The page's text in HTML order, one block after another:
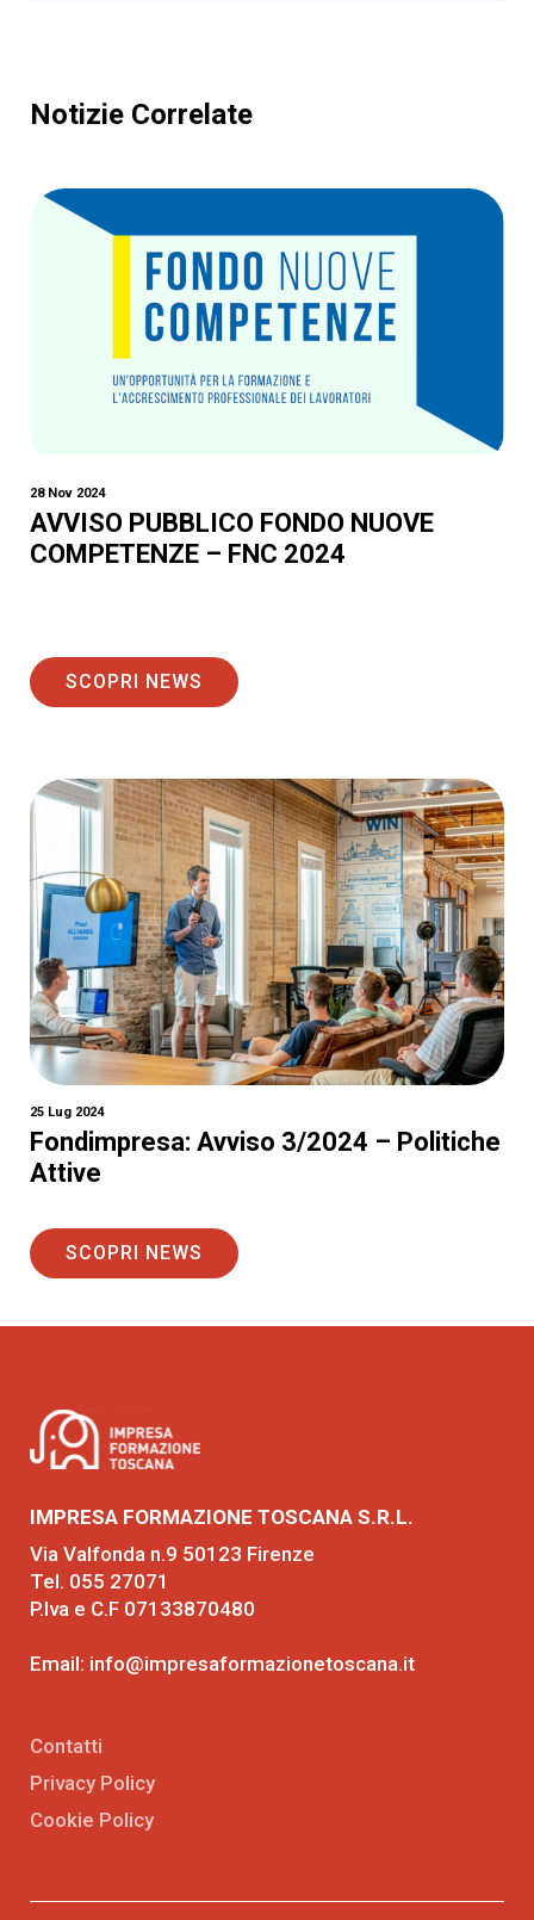
Notizie Correlate
28 Nov 2024
AVVISO PUBBLICO FONDO NUOVE
COMPETENZE – FNC 2024
SCOPRI NEWS
25 Lug 2024
Fondimpresa: Avviso 3/2024 – Politiche
Attive
SCOPRI NEWS
IMPRESA FORMAZIONE TOSCANA S.R.L.
Via Valfonda n.9 50123 Firenze
Tel. 055 27071
P.Iva e C.F 07133870480
Email: info@impresaformazionetoscana.it
Contatti
Privacy Policy
Cookie Policy